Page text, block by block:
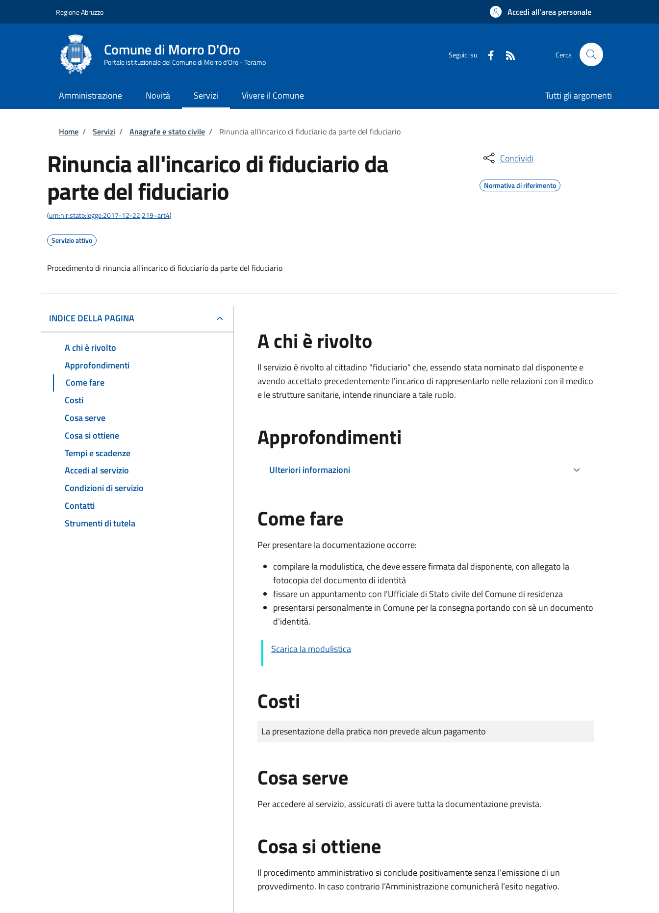
Regione Abruzzo Accedi all'area personale
Comune di Morro D'Oro
Portale istituzionale del Comune di Morro d'Oro - Teramo
Seguici su Cerca
Amministrazione Novità Servizi Vivere il Comune Tutti gli argomenti
Briciole di pane
Home / Servizi / Anagrafe e stato civile / Rinuncia all'incarico di fiduciario da parte del fiduciario
Rinuncia all'incarico di fiduciario da
parte del fiduciario
(urn:nir:stato:legge:2017-12-22;219~art4)
Servizio attivo
Procedimento di rinuncia all'incarico di fiduciario da parte del fiduciario
Condividi
Normativa di riferimento
INDICE DELLA PAGINA
A chi è rivolto
Approfondimenti
Come fare
Costi
Cosa serve
Cosa si ottiene
Tempi e scadenze
Accedi al servizio
Condizioni di servizio
Contatti
Strumenti di tutela
A chi è rivolto
Il servizio è rivolto al cittadino "fiduciario" che, essendo stata nominato dal disponente e
avendo accettato precedentemente l'incarico di rappresentarlo nelle relazioni con il medico
e le strutture sanitarie, intende rinunciare a tale ruolo.
Approfondimenti
Ulteriori informazioni
Come fare
Per presentare la documentazione occorre:
compilare la modulistica, che deve essere firmata dal disponente, con allegato la
fotocopia del documento di identità
fissare un appuntamento con l'Ufficiale di Stato civile del Comune di residenza
presentarsi personalmente in Comune per la consegna portando con sè un documento
d'identità.
Scarica la modulistica
Costi
Tipo di pagamento
Importo
La presentazione della pratica non prevede alcun pagamento
Cosa serve
Per accedere al servizio, assicurati di avere tutta la documentazione prevista.
Cosa si ottiene
Il procedimento amministrativo si conclude positivamente senza l’emissione di un
provvedimento. In caso contrario l’Amministrazione comunicherà l’esito negativo.